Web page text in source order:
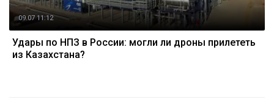
09.07 11:12
Удары по НПЗ в России: могли ли дроны прилететь
из Казахстана?